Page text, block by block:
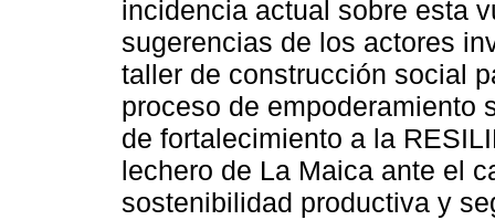
incidencia actual sobre esta
sugerencias de los actores
taller de construcción social
proceso de empoderamiento
de fortalecimiento a la
lechero de La Maica ante el
sostenibilidad productiva y